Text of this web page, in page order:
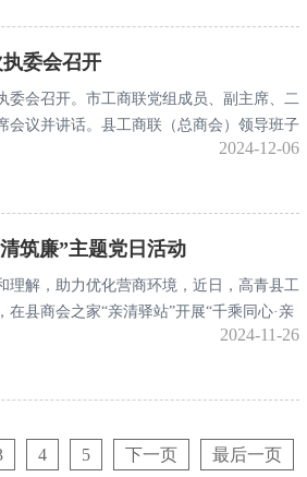
委会召开
委会召开。市工商联党组成员、副主席、二
会议并讲话。县工商联（总商会）领导班子
2024-12-06
筑廉”主题党日活动
理解，助力优化营商环境，近日，高青县工
县商会之家“亲清驿站”开展“千乘同心·亲
2024-11-26
4 5 下一页 最后一页